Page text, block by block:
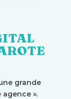
grande
agence ».